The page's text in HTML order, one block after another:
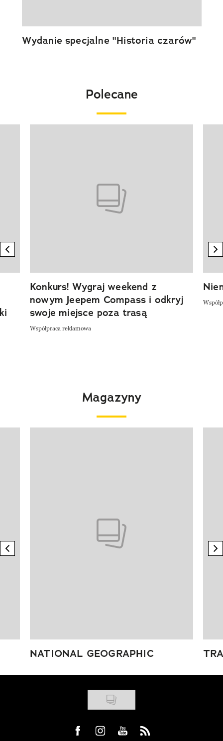
Wydanie specjalne "Historia czarów"
Polecane
previous element
Konkurs! Wygraj weekend z
nowym Jeepem Compass i odkryj
swoje miejsce poza trasą
Współpraca reklamowa
Magazyny
previous element
NATIONAL GEOGRAPHIC
Visit us on Facebook
Visit us on Instagram
Visit us on Youtube
Visit us on Rss